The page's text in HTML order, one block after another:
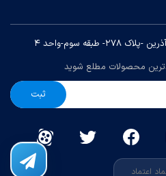
محصولات مطلع شوید
ثبت